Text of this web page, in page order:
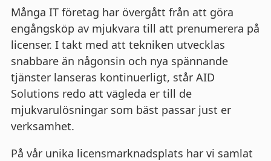
Många IT företag har övergått från att göra
engångsköp av mjukvara till att prenumerera på
licenser. I takt med att tekniken utvecklas
snabbare än någonsin och nya spännande
tjänster lanseras kontinuerligt, står AID
Solutions redo att vägleda er till de
mjukvarulösningar som bäst passar just er
verksamhet.
På vår unika licensmarknadsplats har vi samlat